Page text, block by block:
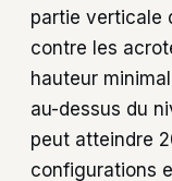
partie verticale
contre les
hauteur
au-dessus du
peut atteindre
configurations